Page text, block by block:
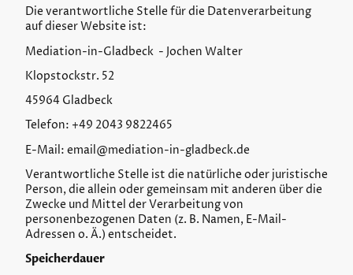
Die verantwortliche Stelle für die Datenverarbeitung
auf dieser Website ist:
Mediation-in-Gladbeck - Jochen Walter
Klopstockstr. 52
45964 Gladbeck
Telefon: +49 2043 9822465
E-Mail: email@mediation-in-gladbeck.de
Verantwortliche Stelle ist die natürliche oder juristische
Person, die allein oder gemeinsam mit anderen über die
Zwecke und Mittel der Verarbeitung von
personenbezogenen Daten (z. B. Namen, E-Mail-
Adressen o. Ä.) entscheidet.
Speicherdauer